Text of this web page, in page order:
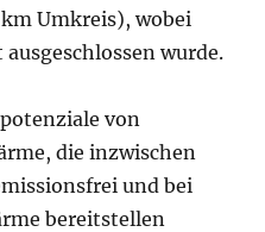
Umkreis), wobei
wurde.
von
die inzwischen
und bei
bereitstellen